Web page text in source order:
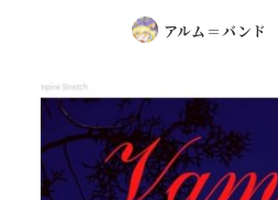
アルム＝バンド